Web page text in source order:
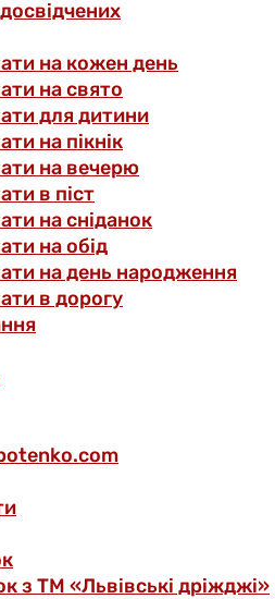
на кожен день
на свято
для дитини
на пікнік
на вечерю
в піст
на сніданок
на обід
на день народження
в дорогу
з ТМ «Львівські дріжджі»